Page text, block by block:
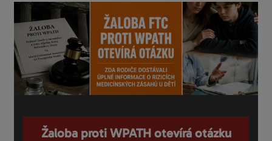
Žaloba proti WPATH otevírá otázku